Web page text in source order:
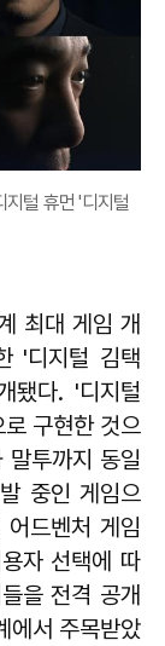
털 휴먼 '디지털
최대 게임 개
'디지털 김택
됐다. '디지털
구현한 것으
투까지 동일
중인 게임으
드벤처 게임
자 선택에 따
을 전격 공개
에서 주목받았